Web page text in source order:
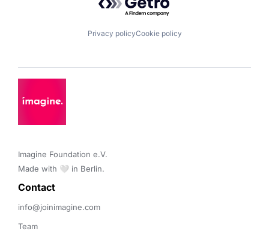
Privacy policyCookie policy
Imagine Foundation e.V.
Made with 🤍 in Berlin.
Contact
info@joinimagine.com
Team